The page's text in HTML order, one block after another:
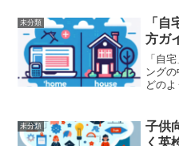
れら
なく
未分類
「
方ガ
「自
ング
どの
う二つ
それ
未分類
子供
く英